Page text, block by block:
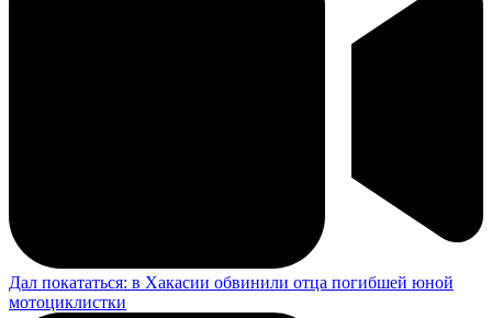
Дал покататься: в Хакасии обвинили отца погибшей юной
мотоциклистки